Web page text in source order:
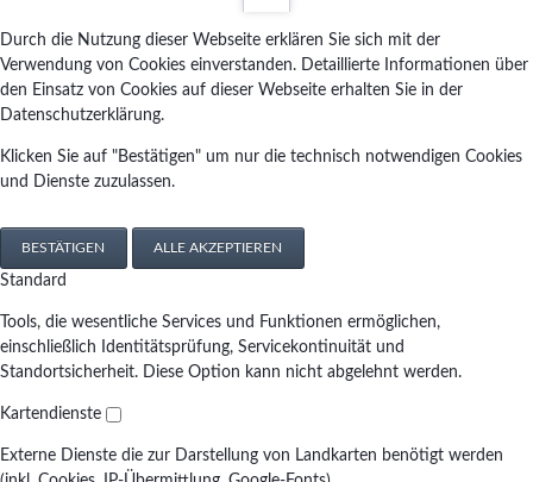
Durch die Nutzung dieser Webseite erklären Sie sich mit der
Verwendung von Cookies einverstanden. Detaillierte Informationen über
den Einsatz von Cookies auf dieser Webseite erhalten Sie in der
Datenschutzerklärung.
Klicken Sie auf "Bestätigen" um nur die technisch notwendigen Cookies
und Dienste zuzulassen.
BESTÄTIGEN ALLE AKZEPTIEREN
Standard
Tools, die wesentliche Services und Funktionen ermöglichen,
einschließlich Identitätsprüfung, Servicekontinuität und
Standortsicherheit. Diese Option kann nicht abgelehnt werden.
Kartendienste
Externe Dienste die zur Darstellung von Landkarten benötigt werden